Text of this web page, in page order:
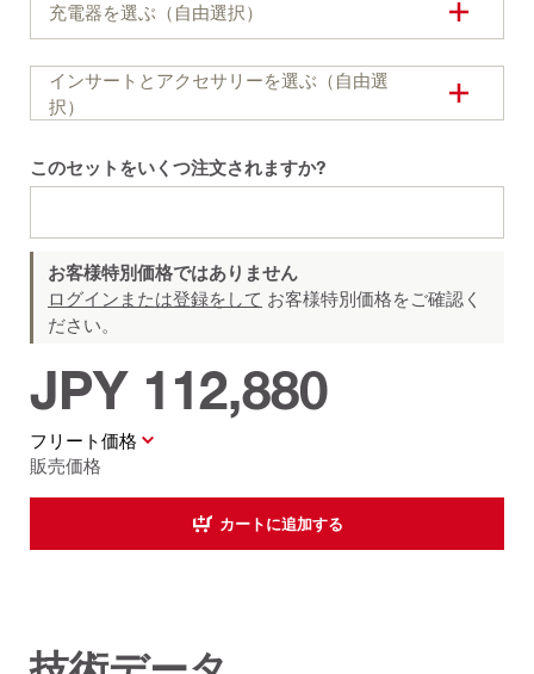
充電器を選ぶ（自由選択）
インサートとアクセサリーを選ぶ（自由選
択）
このセットをいくつ注文されますか?
お客様特別価格ではありません
ログインまたは登録をして お客様特別価格をご確認く
ださい。
フリート価格
販売価格
JPY 112,880
カートに追加する